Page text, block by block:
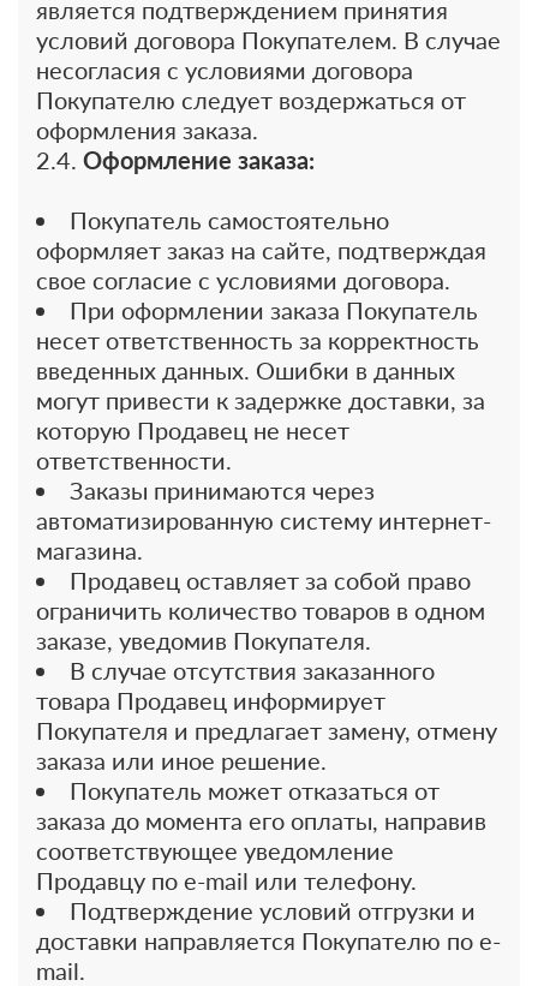
является подтверждением принятия
условий договора Покупателем. В случае
несогласия с условиями договора
Покупателю следует воздержаться от
оформления заказа.
2.4. Оформление заказа:
Покупатель самостоятельно
оформляет заказ на сайте, подтверждая
свое согласие с условиями договора.
При оформлении заказа Покупатель
несет ответственность за корректность
введенных данных. Ошибки в данных
могут привести к задержке доставки, за
которую Продавец не несет
ответственности.
Заказы принимаются через
автоматизированную систему интернет-
магазина.
Продавец оставляет за собой право
ограничить количество товаров в одном
заказе, уведомив Покупателя.
В случае отсутствия заказанного
товара Продавец информирует
Покупателя и предлагает замену, отмену
заказа или иное решение.
Покупатель может отказаться от
заказа до момента его оплаты, направив
соответствующее уведомление
Продавцу по e-mail или телефону.
Подтверждение условий отгрузки и
доставки направляется Покупателю по e-
mail.